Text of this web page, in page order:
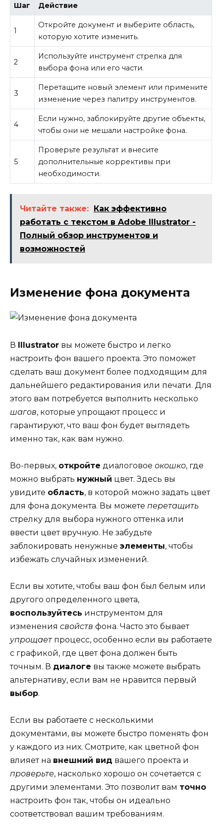
Шаг Действие
1
Откройте документ и выберите область,
которую хотите изменить.
2
Используйте инструмент стрелка для
выбора фона или его части.
3
Перетащите новый элемент или примените
изменение через палитру инструментов.
4
Если нужно, заблокируйте другие объекты,
чтобы они не мешали настройке фона.
5
Проверьте результат и внесите
дополнительные коррективы при
необходимости.
Читайте также:
Как эффективно
работать с текстом в Adobe Illustrator -
Полный обзор инструментов и
возможностей
Изменение фона документа
В Illustrator вы можете быстро и легко
настроить фон вашего проекта. Это поможет
сделать ваш документ более подходящим для
дальнейшего редактирования или печати. Для
этого вам потребуется выполнить несколько
шагов, которые упрощают процесс и
гарантируют, что ваш фон будет выглядеть
именно так, как вам нужно.
Во-первых, откройте диалоговое окошко, где
можно выбрать нужный цвет. Здесь вы
увидите область, в которой можно задать цвет
для фона документа. Вы можете перетащить
стрелку для выбора нужного оттенка или
ввести цвет вручную. Не забудьте
заблокировать ненужные элементы, чтобы
избежать случайных изменений.
Если вы хотите, чтобы ваш фон был белым или
другого определенного цвета,
воспользуйтесь инструментом для
изменения свойств фона. Часто это бывает
упрощаетпроцесс, особенно если вы работаете
с графикой, где цвет фона должен быть
точным. В диалоге вы также можете выбрать
альтернативу, если вам не нравится первый
выбор.
Если вы работаете с несколькими
документами, вы можете быстро поменять фон
у каждого из них. Смотрите, как цветной фон
влияет на внешний вид вашего проекта и
проверьте, насколько хорошо он сочетается с
другими элементами. Это позволит вам точно
настроить фон так, чтобы он идеально
соответствовал вашим требованиям.